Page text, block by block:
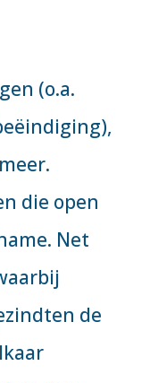
(o.a.
die open
Net
de